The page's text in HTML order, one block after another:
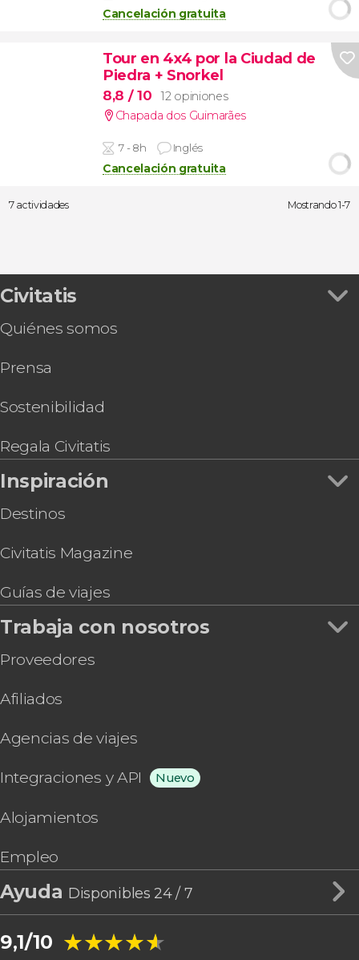
Cancelación gratuita
Tour en 4x4 por la Ciudad de
Piedra + Snorkel
8,8 / 10
12 opiniones
Chapada dos Guimarães
7 - 8h Inglés
Cancelación gratuita
7 actividades Mostrando 1-7
Civitatis
Quiénes somos
Prensa
Sostenibilidad
Regala Civitatis
Inspiración
Destinos
Civitatis Magazine
Guías de viajes
Trabaja con nosotros
Proveedores
Afiliados
Agencias de viajes
Integraciones y API Nuevo
Alojamientos
Empleo
Ayuda Disponibles 24 / 7
9,1/10 ★★★★★
★★★★★